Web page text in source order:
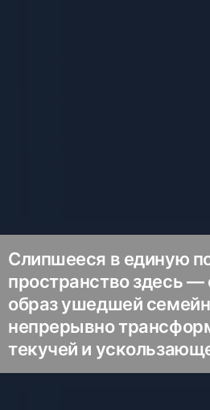
Слипшееся в единую
пространство здесь —
образ ушедшей
непрерывно
текучей и